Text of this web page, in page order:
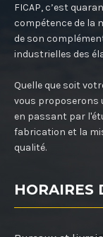
FICAP, c’est
compétence de la
de son
industrielles des
Quelle que soit
vous proposerons
en passant par
fabrication et la
qualité.
HORAIRES